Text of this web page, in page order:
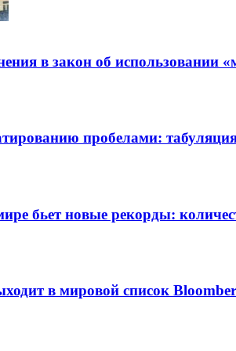
в закон об использовании
пробелами:
бьет новые рекорды:
в мировой список